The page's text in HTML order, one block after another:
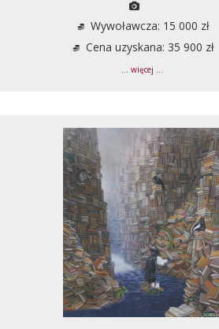
Wywoławcza: 15 000 zł
Cena uzyskana: 35 900 zł
... więcej ...